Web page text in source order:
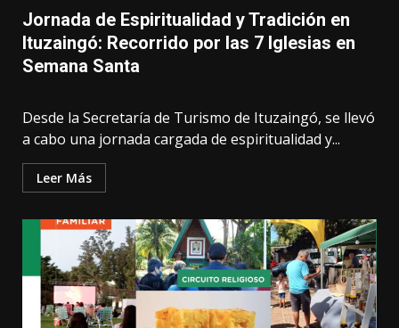
Jornada de Espiritualidad y Tradición en
Ituzaingó: Recorrido por las 7 Iglesias en
Semana Santa
Desde la Secretaría de Turismo de Ituzaingó, se llevó
a cabo una jornada cargada de espiritualidad y...
Leer Más